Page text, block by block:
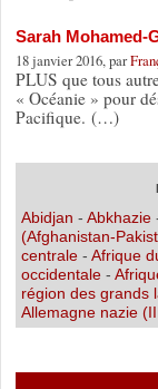
Sarah Mohamed-
18 janvier 2016, par
PLUS que tous
« Océanie » pour
Pacifique. (…)
Abidjan - Abkhazie
(Afghanistan-
centrale - Afrique
occidentale -
région des grands
Allemagne nazie